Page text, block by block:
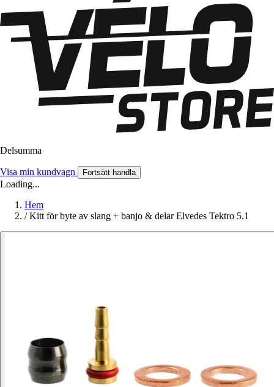
Delsumma
Visa min kundvagn Fortsätt handla
Loading...
Hem
/ Kitt för byte av slang + banjo & delar Elvedes Tektro 5.1